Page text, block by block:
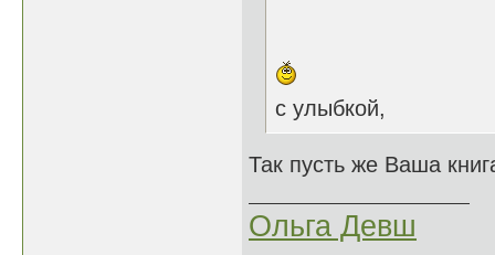
с улыбкой,
Так пусть же Ваша
Ольга Девш